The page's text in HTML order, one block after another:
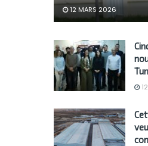
12 MARS 2026